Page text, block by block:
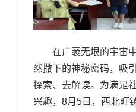
在广袤无垠的宇宙
然撒下的神秘密码，吸
探索、去解读。为满足
兴趣， 8月 5 日， 西北旺